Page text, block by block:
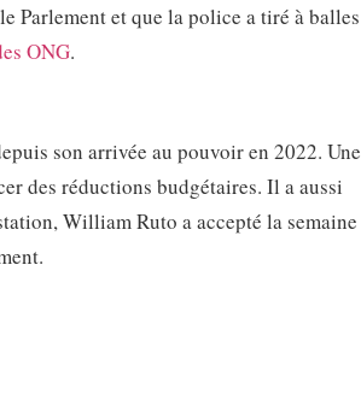
Parlement et que la police a tiré à balles
ONG.
son arrivée au pouvoir en 2022. Une
des réductions budgétaires. Il a aussi
William Ruto a accepté la semaine